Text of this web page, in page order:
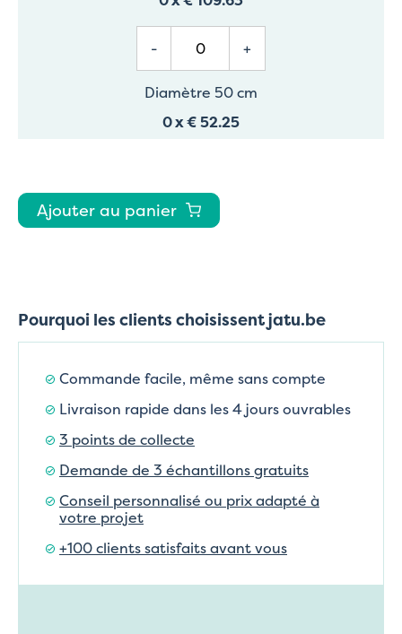
- +
Diamètre 50 cm
0x€ 52.25
Ajouter au panier
Pourquoi les clients choisissent jatu.be
Commande facile, même sans compte
Livraison rapide dans les 4 jours ouvrables
3 points de collecte
Demande de 3 échantillons gratuits
Conseil personnalisé ou prix adapté à
votre projet
+100 clients satisfaits avant vous